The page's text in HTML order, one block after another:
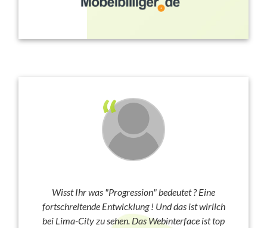
Wisst Ihr was "Progression" bedeutet ? Eine
fortschreitende Entwicklung ! Und das ist wirlich
bei Lima-City zu sehen. Das Webinterface ist top